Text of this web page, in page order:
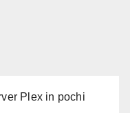
Plex in pochi